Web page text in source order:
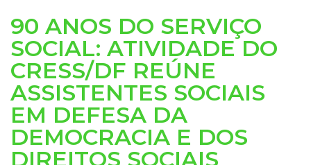
90 ANOS DO SERVIÇO
SOCIAL: ATIVIDADE DO
CRESS/DF REÚNE
ASSISTENTES SOCIAIS
EM DEFESA DA
DEMOCRACIA E DOS
DIREITOS SOCIAIS